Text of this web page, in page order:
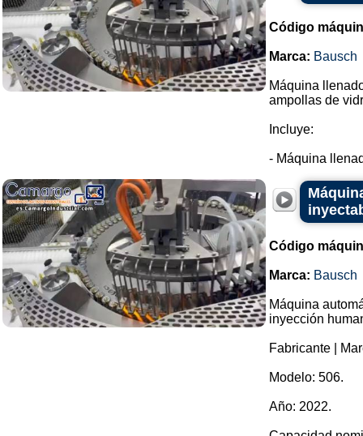
Código
Marca: Bausch
Máquina
ampollas de
Incluye:
- Máquina
Código
Marca: Bausch
Máquina
inyección
Fabricante |
Modelo: 506.
Año: 2022.